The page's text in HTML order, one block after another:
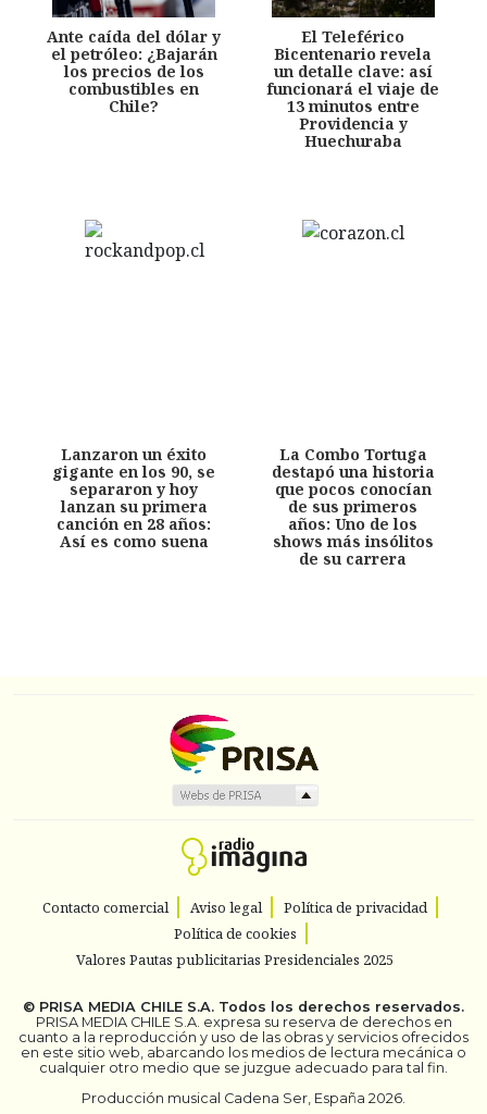
Ante caída del dólar y
el petróleo: ¿Bajarán
los precios de los
combustibles en
Chile?
El Teleférico
Bicentenario revela
un detalle clave: así
funcionará el viaje de
13 minutos entre
Providencia y
Huechuraba
Lanzaron un éxito
gigante en los 90, se
separaron y hoy
lanzan su primera
canción en 28 años:
Así es como suena
La Combo Tortuga
destapó una historia
que pocos conocían
de sus primeros
años: Uno de los
shows más insólitos
de su carrera
Contacto comercial Aviso legal
Política de privacidad
Política de cookies
Valores Pautas publicitarias Presidenciales 2025
© PRISA MEDIA CHILE S.A. Todos los derechos reservados.
PRISA MEDIA CHILE S.A. expresa su reserva de derechos en
cuanto a la reproducción y uso de las obras y servicios ofrecidos
en este sitio web, abarcando los medios de lectura mecánica o
cualquier otro medio que se juzgue adecuado para tal fin.
Producción musical Cadena Ser, España 2026.